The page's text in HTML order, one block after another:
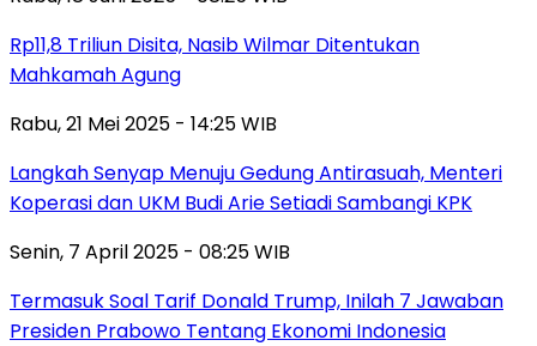
Rp11,8 Triliun Disita, Nasib Wilmar Ditentukan
Mahkamah Agung
Rabu, 21 Mei 2025 - 14:25 WIB
Langkah Senyap Menuju Gedung Antirasuah, Menteri
Koperasi dan UKM Budi Arie Setiadi Sambangi KPK
Senin, 7 April 2025 - 08:25 WIB
Termasuk Soal Tarif Donald Trump, Inilah 7 Jawaban
Presiden Prabowo Tentang Ekonomi Indonesia